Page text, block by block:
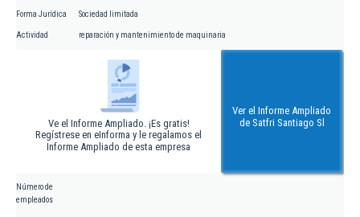
Forma Jurídica Sociedad limitada
Actividad reparación y mantenimiento de maquinaria
Ve el Informe Ampliado. ¡Es gratis!
Regístrese en eInforma y le regalamos el
Informe Ampliado de esta empresa
Ver el Informe Ampliado
de Satfri Santiago Sl
Número de
empleados